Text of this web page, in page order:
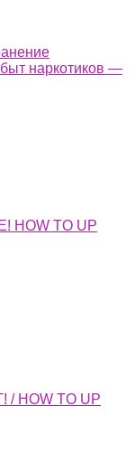
наркотиков —
TO UP
HOW TO UP